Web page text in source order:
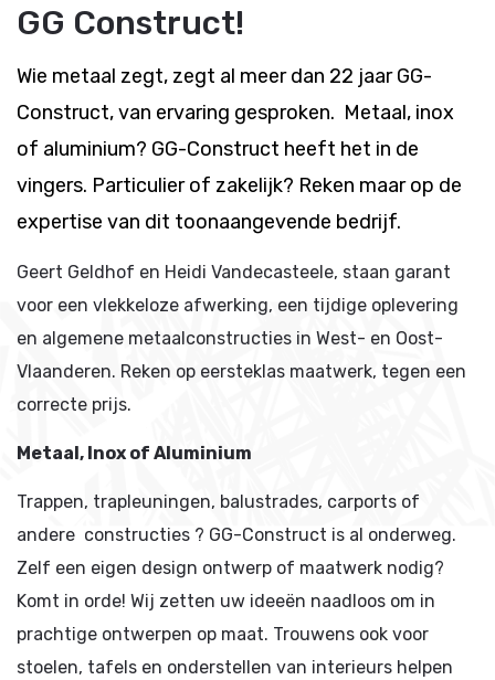
GG Construct!
Wie metaal zegt, zegt al meer dan 22 jaar GG-
Construct, van ervaring gesproken. Metaal, inox
of aluminium? GG-Construct heeft het in de
vingers. Particulier of zakelijk? Reken maar op de
expertise van dit toonaangevende bedrijf.
Geert Geldhof en Heidi Vandecasteele, staan garant
voor een vlekkeloze afwerking, een tijdige oplevering
en algemene metaalconstructies in West- en Oost-
Vlaanderen. Reken op eersteklas maatwerk, tegen een
correcte prijs.
Metaal, Inox of Aluminium
Trappen, trapleuningen, balustrades, carports of
andere constructies ? GG-Construct is al onderweg.
Zelf een eigen design ontwerp of maatwerk nodig?
Komt in orde! Wij zetten uw ideeën naadloos om in
prachtige ontwerpen op maat. Trouwens ook voor
stoelen, tafels en onderstellen van interieurs helpen